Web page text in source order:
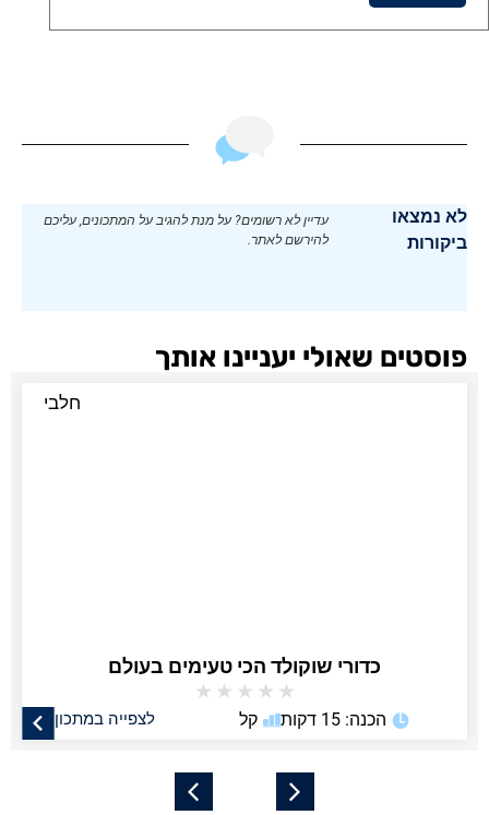
לא נמצאו
ביקורות
עדיין לא רשומים? על מנת להגיב על המתכונים, עליכם
להירשם לאתר.
פוסטים שאולי יעניינו אותך
חלבי
כדורי שוקולד הכי טעימים בעולם
★
★
★
★
★
לצפייה במתכון הכנה: 15 דקות קל